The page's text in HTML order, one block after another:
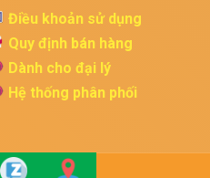
Điều khoản sử dụng
Quy định bán hàng
Dành cho đại lý
Hệ thống phân phối